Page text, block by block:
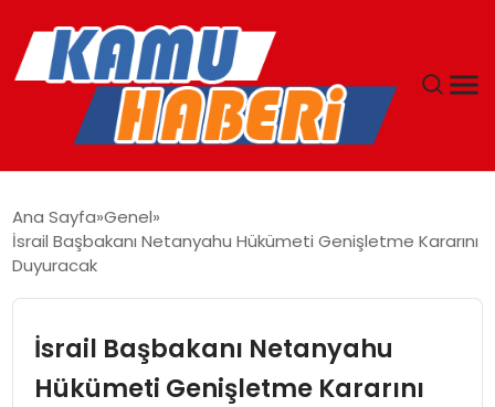
YAŞAM
Ana Sayfa Genel
İsrail Başbakanı Netanyahu Hükümeti Genişletme Kararını
Duyuracak
İsrail Başbakanı Netanyahu
Hükümeti Genişletme Kararını